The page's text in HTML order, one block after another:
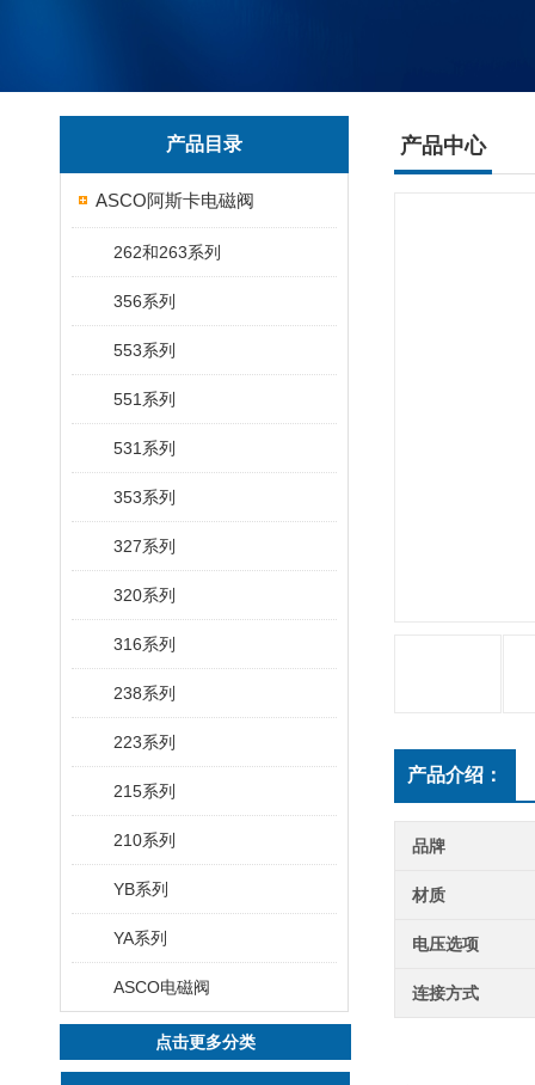
产品目录
ASCO阿斯卡电磁阀
262和263系列
356系列
553系列
551系列
531系列
353系列
327系列
320系列
316系列
238系列
223系列
215系列
210系列
YB系列
YA系列
ASCO电磁阀
点击更多分类
产品中心
产品介绍：
品牌
材质
电压选项
连接方式